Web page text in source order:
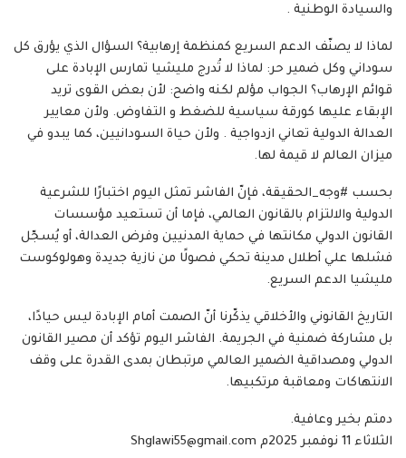
والسيادة الوطنية .
لماذا لا يصنّف الدعم السريع كمنظمة إرهابية؟ السؤال الذي يؤرق كل
سوداني وكل ضمير حر: لماذا لا تُدرج مليشيا تمارس الإبادة على
قوائم الإرهاب؟ الجواب مؤلم لكنه واضح: لأن بعض القوى تريد
الإبقاء عليها كورقة سياسية للضغط و التفاوض. ولأن معايير
العدالة الدولية تعاني ازدواجية . ولأن حياة السودانيين، كما يبدو في
ميزان العالم لا قيمة لها.
بحسب #وجه_الحقيقة، فإنّ الفاشر تمثل اليوم اختبارًا للشرعية
الدولية والالتزام بالقانون العالمي، فإما أن تستعيد مؤسسات
القانون الدولي مكانتها في حماية المدنيين وفرض العدالة، أو يُسجّل
فشلها علي أطلال مدينة تحكي فصولًا من نازية جديدة وهولوكوست
مليشيا الدعم السريع.
التاريخ القانوني والأخلاقي يذكّرنا أنّ الصمت أمام الإبادة ليس حيادًا،
بل مشاركة ضمنية في الجريمة. الفاشر اليوم تؤكد أن مصير القانون
الدولي ومصداقية الضمير العالمي مرتبطان بمدى القدرة على وقف
الانتهاكات ومعاقبة مرتكبيها.
دمتم بخير وعافية.
الثلاثاء 11 نوفمبر 2025م Shglawi55@gmail.com